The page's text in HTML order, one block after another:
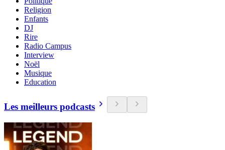
Religion
Enfants
DJ
Rire
Radio Campus
Interview
Noël
Musique
Education
Les meilleurs podcasts